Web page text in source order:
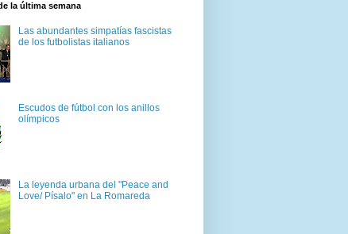
la última semana
Las abundantes simpatías fascistas
de los futbolistas italianos
Escudos de fútbol con los anillos
olímpicos
La leyenda urbana del "Peace and
Love/ Písalo" en La Romareda